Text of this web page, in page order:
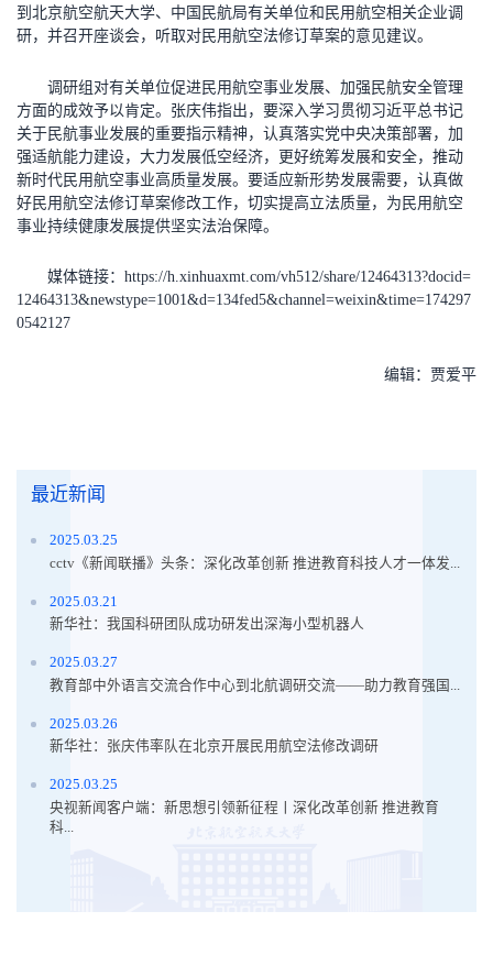
到北京航空航天大学、中国民航局有关单位和民用航空相关企业调
研，并召开座谈会，听取对民用航空法修订草案的意见建议。
调研组对有关单位促进民用航空事业发展、加强民航安全管理
方面的成效予以肯定。张庆伟指出，要深入学习贯彻习近平总书记
关于民航事业发展的重要指示精神，认真落实党中央决策部署，加
强适航能力建设，大力发展低空经济，更好统筹发展和安全，推动
新时代民用航空事业高质量发展。要适应新形势发展需要，认真做
好民用航空法修订草案修改工作，切实提高立法质量，为民用航空
事业持续健康发展提供坚实法治保障。
媒体链接：https://h.xinhuaxmt.com/vh512/share/12464313?docid=
12464313&newstype=1001&d=134fed5&channel=weixin&time=174297
0542127
编辑：贾爱平
最近新闻
2025.03.25
cctv《新闻联播》头条：深化改革创新 推进教育科技人才一体发...
2025.03.21
新华社：我国科研团队成功研发出深海小型机器人
2025.03.27
教育部中外语言交流合作中心到北航调研交流——助力教育强国...
2025.03.26
新华社：张庆伟率队在北京开展民用航空法修改调研
2025.03.25
央视新闻客户端：新思想引领新征程丨深化改革创新 推进教育
科...